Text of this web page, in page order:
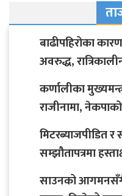
बाढीपहिरोका
अवरुद्ध,
कर्णालीका
राजीनामा,
मिटरब्याजपीडित
सम्झौतापत्रमा
साउनको आगमनसँगै